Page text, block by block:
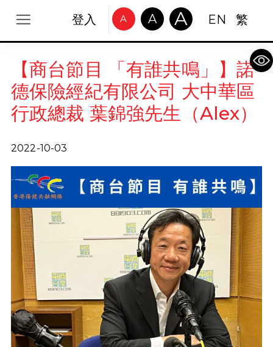
登入 A A A EN 繁
【商台節目 「有誰共鳴」】諾
德保險經紀有限公司 大中華區
行政總裁 葉錦強先生（Alex）
2022-10-03